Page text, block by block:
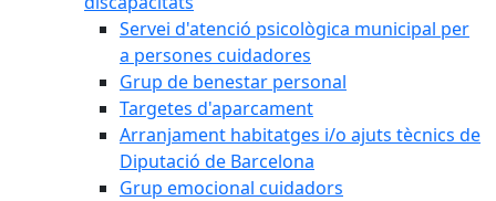
Servei d'atenció psicològica municipal per
a persones cuidadores
Grup de benestar personal
Targetes d'aparcament
Arranjament habitatges i/o ajuts tècnics de
Diputació de Barcelona
Grup emocional cuidadors